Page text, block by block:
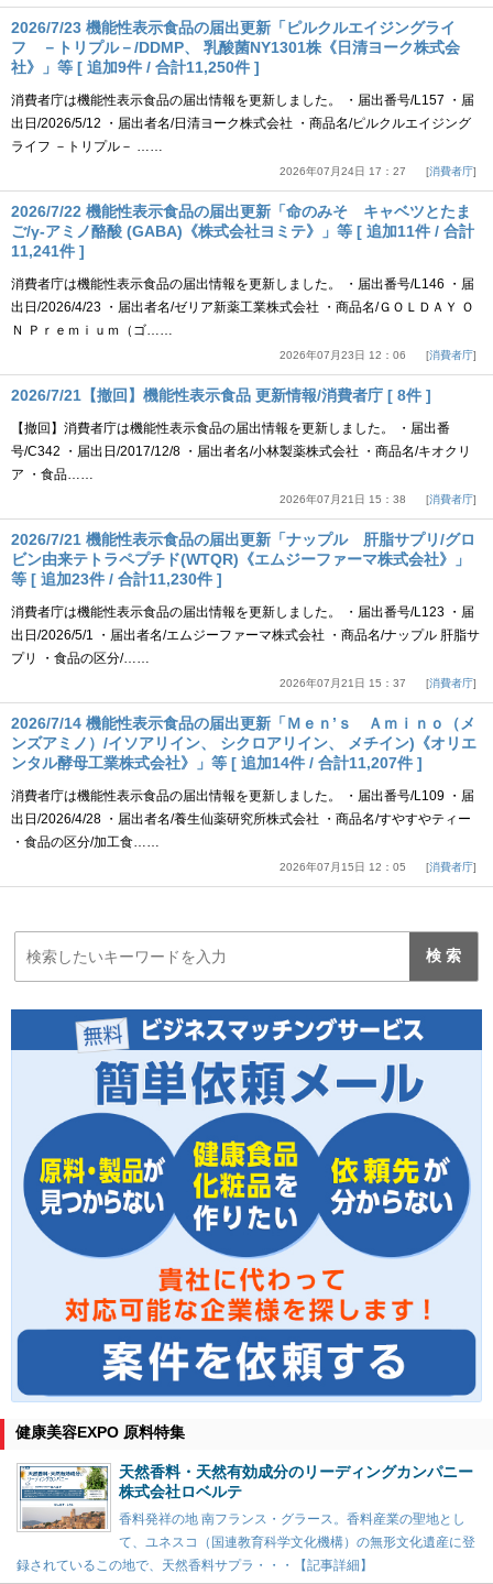
2026/7/23 機能性表示食品の届出更新「ピルクルエイジングライ
フ －トリプル－/DDMP、 乳酸菌NY1301株《日清ヨーク株式会
社》」等 [ 追加9件 / 合計11,250件 ]
消費者庁は機能性表示食品の届出情報を更新しました。 ・届出番号/L157 ・届
出日/2026/5/12 ・届出者名/日清ヨーク株式会社 ・商品名/ピルクルエイジング
ライフ －トリプル－ ……
2026年07月24日 17：27 消費者庁
2026/7/22 機能性表示食品の届出更新「命のみそ キャベツとたま
ご/γ-アミノ酪酸 (GABA)《株式会社ヨミテ》」等 [ 追加11件 / 合計
11,241件 ]
消費者庁は機能性表示食品の届出情報を更新しました。 ・届出番号/L146 ・届
出日/2026/4/23 ・届出者名/ゼリア新薬工業株式会社 ・商品名/ＧＯＬＤＡＹ Ｏ
Ｎ Ｐｒｅｍｉｕｍ（ゴ……
2026年07月23日 12：06 消費者庁
2026/7/21【撤回】機能性表示食品 更新情報/消費者庁 [ 8件 ]
【撤回】消費者庁は機能性表示食品の届出情報を更新しました。 ・届出番
号/C342 ・届出日/2017/12/8 ・届出者名/小林製薬株式会社 ・商品名/キオクリ
ア ・食品……
2026年07月21日 15：38 消費者庁
2026/7/21 機能性表示食品の届出更新「ナップル 肝脂サプリ/グロ
ビン由来テトラペプチド(WTQR)《エムジーファーマ株式会社》」
等 [ 追加23件 / 合計11,230件 ]
消費者庁は機能性表示食品の届出情報を更新しました。 ・届出番号/L123 ・届
出日/2026/5/1 ・届出者名/エムジーファーマ株式会社 ・商品名/ナップル 肝脂サ
プリ ・食品の区分/……
2026年07月21日 15：37 消費者庁
2026/7/14 機能性表示食品の届出更新「Ｍｅｎ’ｓ Ａｍｉｎｏ（メ
ンズアミノ）/イソアリイン、 シクロアリイン、 メチイン)《オリエ
ンタル酵母工業株式会社》」等 [ 追加14件 / 合計11,207件 ]
消費者庁は機能性表示食品の届出情報を更新しました。 ・届出番号/L109 ・届
出日/2026/4/28 ・届出者名/養生仙薬研究所株式会社 ・商品名/すやすやティー
・食品の区分/加工食……
2026年07月15日 12：05 消費者庁
健康美容EXPO 原料特集
天然香料・天然有効成分のリーディングカンパニー
株式会社ロベルテ
香料発祥の地 南フランス・グラース。香料産業の聖地とし
て、ユネスコ（国連教育科学文化機構）の無形文化遺産に登
録されているこの地で、天然香料サプラ・・・【記事詳細】